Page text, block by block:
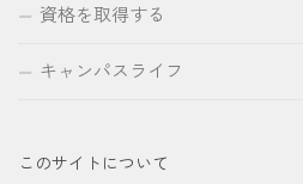
資格を取得する
キャンパスライフ
このサイトについて